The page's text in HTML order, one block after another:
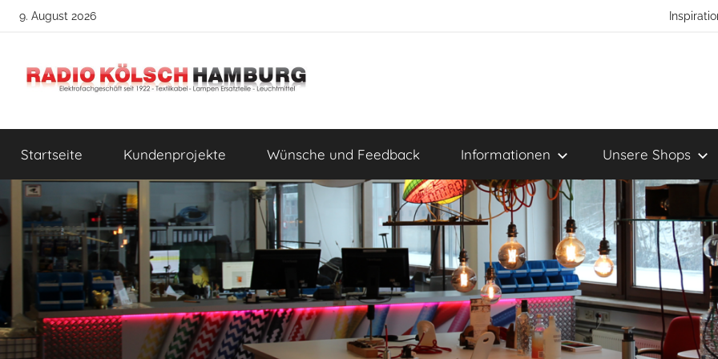
Zum9. August 2026
Radio
Kölsch
Hamburg
Lampenbau
Tipps
Startseite Kundenprojekte Wünsche und Feedback Informationen Unsere Shops